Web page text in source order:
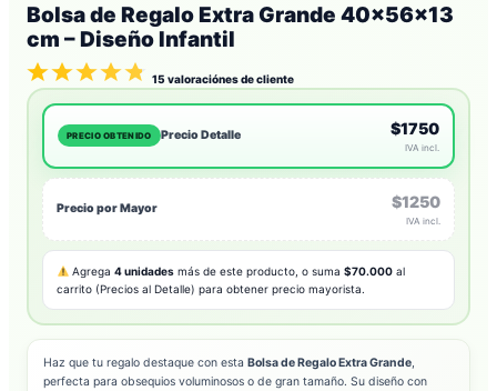
Bolsa de Regalo Extra Grande 40×56×13
cm – Diseño Infantil
15 valoraciónes de cliente
PRECIO OBTENIDO Precio Detalle $1750
IVA incl.
Precio por Mayor $1250
IVA incl.
Agrega4 unidades más de este producto, o suma$70.000 al
carrito (Precios al Detalle) para obtener precio mayorista.
Haz que tu regalo destaque con esta Bolsa de Regalo Extra Grande,
perfecta para obsequios voluminosos o de gran tamaño. Su diseño con